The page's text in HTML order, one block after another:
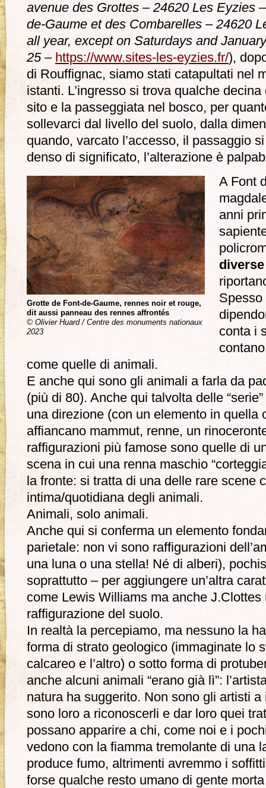
avenue des Grottes – 24620 Les Eyzies
de-Gaume et des Combarelles – 24620
all year, except on Saturdays and
25 – https://www.sites-les-eyzies.fr/),
di Rouffignac, siamo stati catapultati nel
istanti. L’ingresso si trova qualche
sito e la passeggiata nel bosco, per
sollevarci dal livello del suolo, dalla
quando, varcato l’accesso, il passaggio
denso di significato, l’alterazione è
Grotte de Font-de-Gaume, rennes noir et rouge,
dit aussi panneau des rennes affrontés
© Olivier Huard / Centre des monuments nationaux
2023
A Font
anni
Spesso
conta i
come quelle di animali.
E anche qui sono gli animali a farla da
(più di 80). Anche qui talvolta delle
una direzione (con un elemento in quella
affiancano mammut, renne, un
raffigurazioni più famose sono quelle di
scena in cui una renna maschio
la fronte: si tratta di una delle rare scene
intima/quotidiana degli animali.
Animali, solo animali.
Anche qui si conferma un elemento
parietale: non vi sono raffigurazioni
una luna o una stella! Né di alberi),
soprattutto – per aggiungere un’altra
come Lewis Williams ma anche
raffigurazione del suolo.
In realtà la percepiamo, ma nessuno la
forma di strato geologico (immaginate lo
calcareo e l’altro) o sotto forma di
anche alcuni animali “erano già lì”:
natura ha suggerito. Non sono gli artisti
sono loro a riconoscerli e dar loro quei
possano apparire a chi, come noi e i
vedono con la fiamma tremolante di una
produce fumo, altrimenti avremmo i
forse qualche resto umano di gente